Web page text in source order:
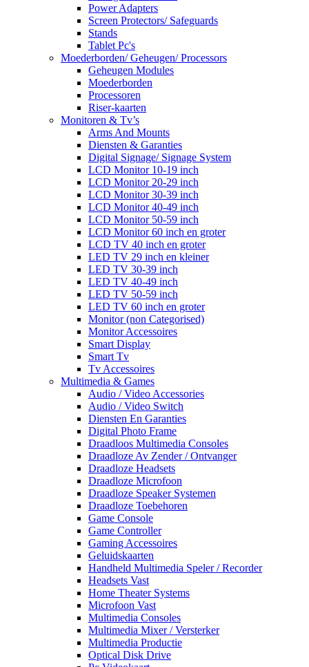
Power Adapters
Screen Protectors/ Safeguards
Stands
Tablet Pc's
Moederborden/ Geheugen/ Processors
Geheugen Modules
Moederborden
Processoren
Riser-kaarten
Monitoren & Tv’s
Arms And Mounts
Diensten & Garanties
Digital Signage/ Signage System
LCD Monitor 10-19 inch
LCD Monitor 20-29 inch
LCD Monitor 30-39 inch
LCD Monitor 40-49 inch
LCD Monitor 50-59 inch
LCD Monitor 60 inch en groter
LCD TV 40 inch en groter
LED TV 29 inch en kleiner
LED TV 30-39 inch
LED TV 40-49 inch
LED TV 50-59 inch
LED TV 60 inch en groter
Monitor (non Categorised)
Monitor Accessoires
Smart Display
Smart Tv
Tv Accessoires
Multimedia & Games
Audio / Video Accessories
Audio / Video Switch
Diensten En Garanties
Digital Photo Frame
Draadloos Multimedia Consoles
Draadloze Av Zender / Ontvanger
Draadloze Headsets
Draadloze Microfoon
Draadloze Speaker Systemen
Draadloze Toebehoren
Game Console
Game Controller
Gaming Accessoires
Geluidskaarten
Handheld Multimedia Speler / Recorder
Headsets Vast
Home Theater Systems
Microfoon Vast
Multimedia Consoles
Multimedia Mixer / Versterker
Multimedia Productie
Optical Disk Drive